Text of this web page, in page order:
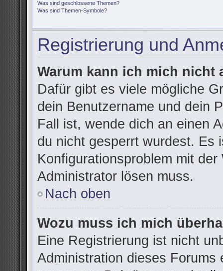
Was sind geschlossene Themen?
Was sind Themen-Symbole?
Registrierung und
Warum kann ich mich nicht
Dafür gibt es viele mögliche
dein Benutzername und dein
Fall ist, wende dich an einen
du nicht gesperrt wurdest. Es
Konfigurationsproblem mit
Administrator lösen muss.
Nach oben
Wozu muss ich mich
Eine Registrierung ist nicht
Administration dieses